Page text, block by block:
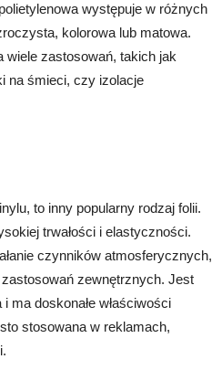
występuje w różnych
kolorowa lub matowa.
wiele zastosowań, takich jak
na śmieci, czy izolacje
to inny popularny rodzaj folii.
trwałości i elastyczności.
czynników atmosferycznych,
zewnętrznych. Jest
ma doskonałe właściwości
stosowana w reklamach,